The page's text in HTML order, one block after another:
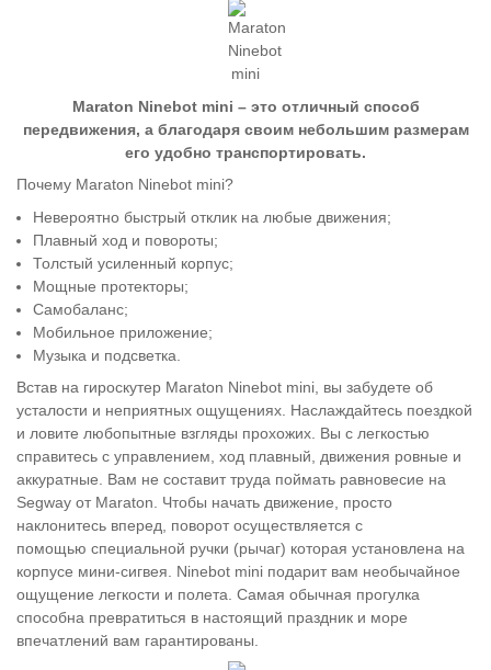
Maraton Ninebot mini – это отличный способ
передвижения, а благодаря своим небольшим размерам
его удобно транспортировать.
Почему Maraton Ninebot mini?
Невероятно быстрый отклик на любые движения;
Плавный ход и повороты;
Толстый усиленный корпус;
Мощные протекторы;
Самобаланс;
Мобильное приложение;
Музыка и подсветка.
Встав на гироскутер Maraton Ninebot mini, вы забудете об
усталости и неприятных ощущениях. Наслаждайтесь поездкой
и ловите любопытные взгляды прохожих. Вы с легкостью
справитесь с управлением, ход плавный, движения ровные и
аккуратные. Вам не составит труда поймать равновесие на
Segway от Maraton. Чтобы начать движение, просто
наклонитесь вперед, поворот осуществляется с
помощью специальной ручки (рычаг) которая установлена на
корпусе мини-сигвея. Ninebot mini подарит вам необычайное
ощущение легкости и полета. Самая обычная прогулка
способна превратиться в настоящий праздник и море
впечатлений вам гарантированы.